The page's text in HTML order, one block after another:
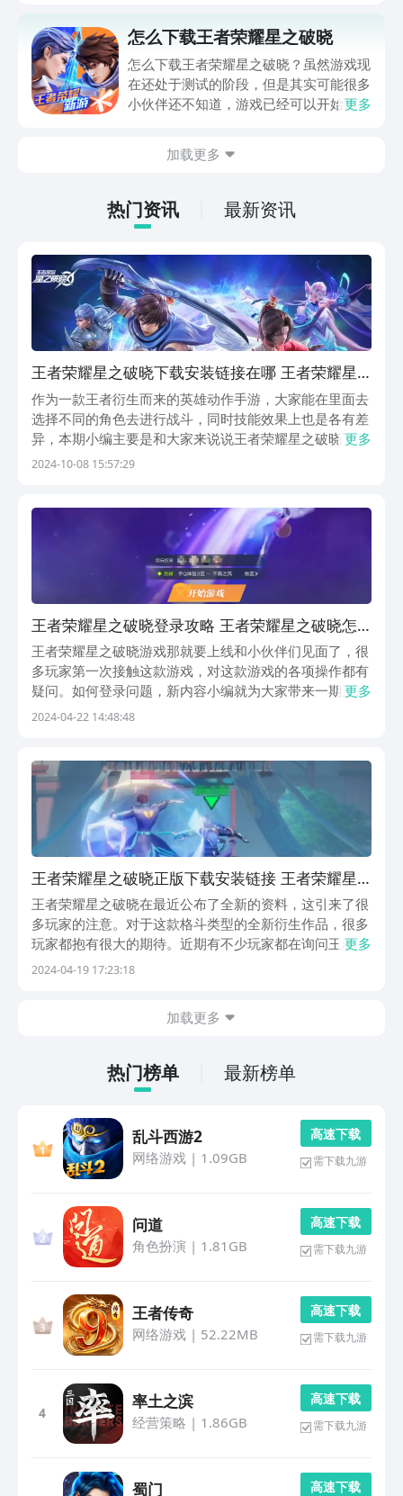
戏的特色，感兴趣的就一起往下看看吧。
怎么下载王者荣耀星之破晓
怎么下载王者荣耀星之破晓？虽然游戏现
在还处于测试的阶段，但是其实可能很多
小伙伴还不知道，游戏已经可以开始预约
家下载，这样就不会错过了，那么这到底
详情解析吧。
更多
加载更多
热门资讯 最新资讯
王者荣耀星之破晓下载安装链接在哪 王者荣耀星
之破晓怎么下载
作为一款王者衍生而来的英雄动作手游，大家能在里面去
选择不同的角色去进行战斗，同时技能效果上也是各有差
异，本期小编主要是和大家来说说王者荣耀星之破晓下
载，许多朋友表示想要抢先进入其中来体验，而这时候去
最新...
更多
2024-10-08 15:57:29
王者荣耀星之破晓登录攻略 王者荣耀星之破晓怎
么登陆
王者荣耀星之破晓游戏那就要上线和小伙伴们见面了，很
多玩家第一次接触这款游戏，对这款游戏的各项操作都有
疑问。如何登录问题，新内容小编就为大家带来一期王者
荣耀星之破晓登录教程 王者荣耀星之破晓怎么登陆游戏
好...
更多
2024-04-22 14:48:48
王者荣耀星之破晓正版下载安装链接 王者荣耀星
之破晓在哪下载
王者荣耀星之破晓在最近公布了全新的资料，这引来了很
多玩家的注意。对于这款格斗类型的全新衍生作品，很多
玩家都抱有很大的期待。近期有不少玩家都在询问王者荣
耀星之破晓正版下载地址。毕竟游戏做的再好，不去体验
更多
2024-04-19 17:23:18
加载更多
热门榜单 最新榜单
乱斗西游2
网络游戏| 1.09GB
高 速 下 载
需下载九游
问道
角色扮演 | 1.81GB
高 速 下 载
需下载九游
王者传奇
网络游戏| 52.22MB
高 速 下 载
需下载九游
4
率土之滨
经营策略 | 1.86GB
高 速 下 载
需下载九游
蜀门 高 速 下 载